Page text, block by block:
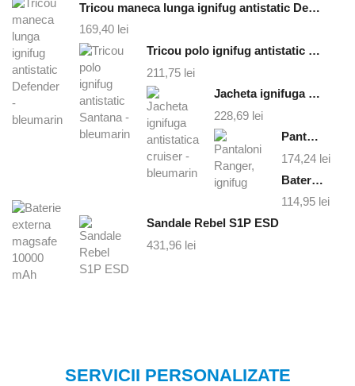
Tricou maneca lunga ignifug antistatic Defender - bleumarin
169,40 lei
Tricou polo ignifug antistatic Santana - bleumarin
211,75 lei
Jacheta ignifuga antistatica cruiser - bleumarin
228,69 lei
Pantaloni Ranger, ignifug
174,24 lei
Baterie externa magsafe 10000 mAh
114,95 lei
Sandale Rebel S1P ESD
431,96 lei
SERVICII PERSONALIZATE